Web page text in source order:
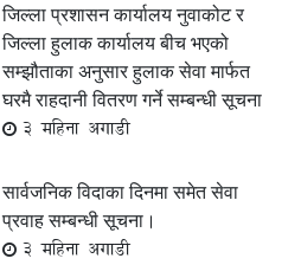
जिल्ला प्रशासन कार्यालय नुवाकोट र
जिल्ला हुलाक कार्यालय बीच भएको
सम्झौताका अनुसार हुलाक सेवा मार्फत
घरमै राहदानी वितरण गर्ने सम्बन्धी सूचना
3 महिना अगाडी
सार्वजनिक विदाका दिनमा समेत सेवा
प्रवाह सम्बन्धी सूचना।
3 महिना अगाडी